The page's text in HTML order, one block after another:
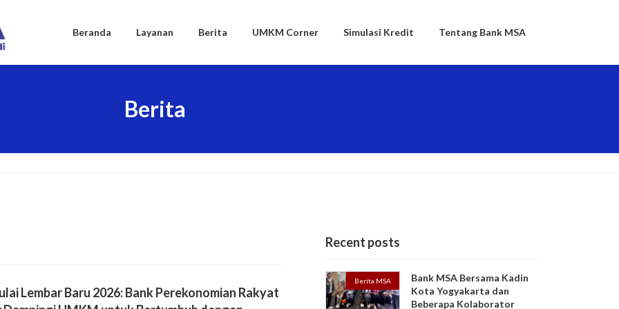
Beranda Layanan Berita UMKM Corner Simulasi Kredit Tentang Bank MSA
Berita
Lembar Baru 2026: Bank Perekonomian Rakyat
Recent posts
Berita MSA
Bank MSA Bersama Kadin
Kota Yogyakarta dan
Beberapa Kolaborator